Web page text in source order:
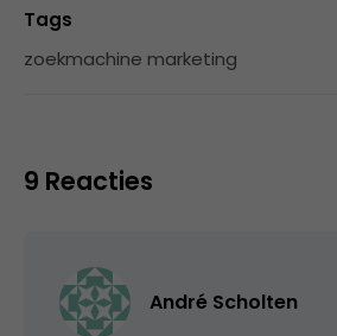
Tags
zoekmachine marketing
9 Reacties
André Scholten